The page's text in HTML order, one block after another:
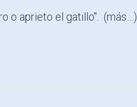
o aprieto el gatillo". (más…)